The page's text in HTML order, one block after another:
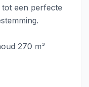
een perfecte
270 m³